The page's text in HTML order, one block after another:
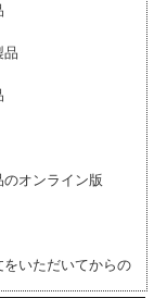
品
オンライン版
いただいてからの